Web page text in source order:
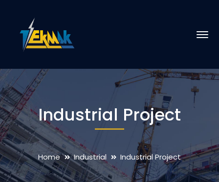
Industrial Project
Home Industrial Industrial Project